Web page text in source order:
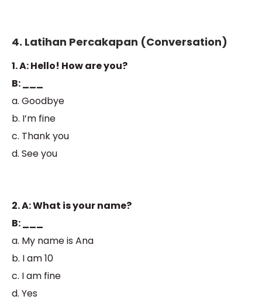
4. Latihan Percakapan (Conversation)
1. A: Hello! How are you?
B: ___
a. Goodbye
b. I’m fine
c. Thank you
d. See you
2. A: What is your name?
B: ___
a. My name is Ana
b. I am 10
c. I am fine
d. Yes